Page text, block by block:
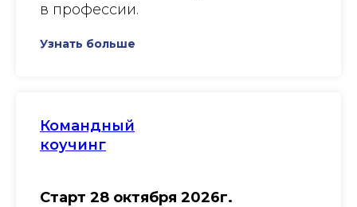
в профессии.
Узнать больше
Командный
коучинг
Старт 28 октября 2026г.